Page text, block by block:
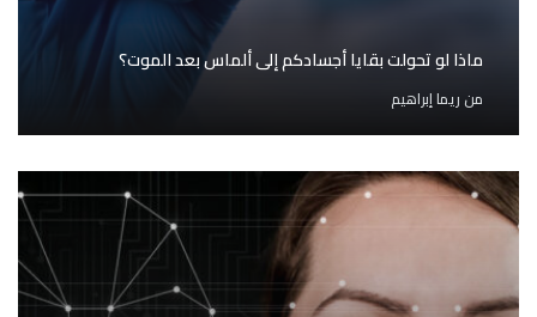
ماذا لو تحولت بقايا أجسادكم إلى ألماس بعد الموت؟
من ريما إبراهيم